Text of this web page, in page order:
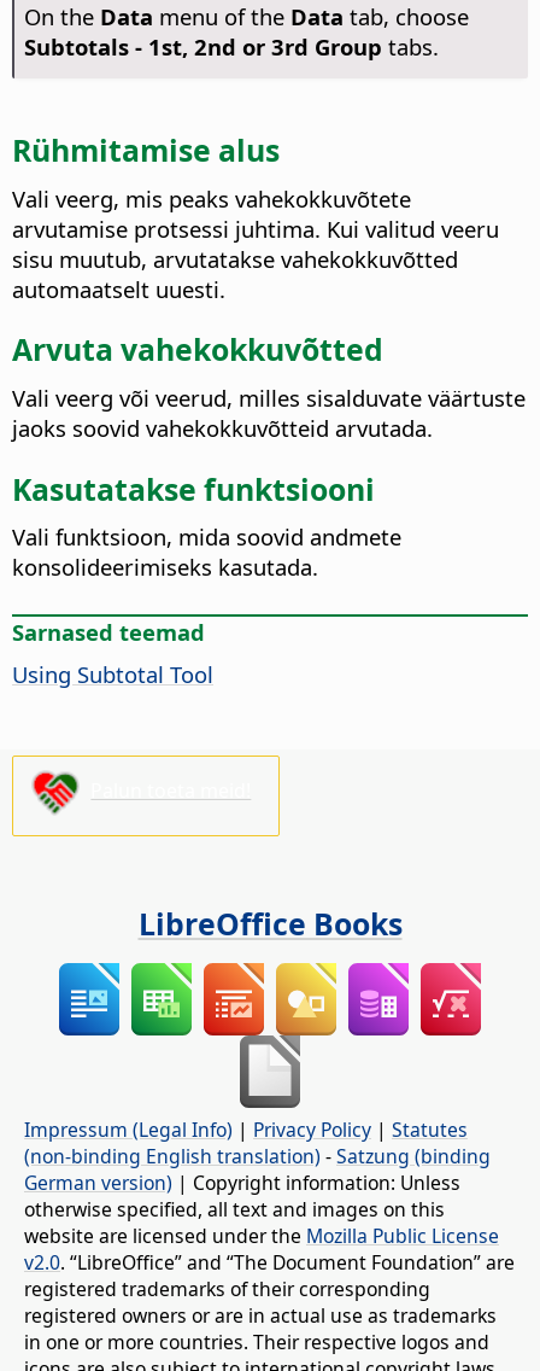
On the Data menu of the Data tab, choose
Subtotals - 1st, 2nd or 3rd Group tabs.
Rühmitamise alus
Vali veerg, mis peaks vahekokkuvõtete
arvutamise protsessi juhtima. Kui valitud veeru
sisu muutub, arvutatakse vahekokkuvõtted
automaatselt uuesti.
Arvuta vahekokkuvõtted
Vali veerg või veerud, milles sisalduvate väärtuste
jaoks soovid vahekokkuvõtteid arvutada.
Kasutatakse funktsiooni
Vali funktsioon, mida soovid andmete
konsolideerimiseks kasutada.
Sarnased teemad
Using Subtotal Tool
LibreOffice Books
Impressum (Legal Info) | Privacy Policy | Statutes
(non-binding English translation) -Satzung (binding
German version) | Copyright information: Unless
otherwise specified, all text and images on this
website are licensed under the Mozilla Public License
v2.0. “LibreOffice” and “The Document Foundation” are
registered trademarks of their corresponding
registered owners or are in actual use as trademarks
in one or more countries. Their respective logos and